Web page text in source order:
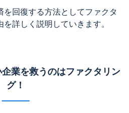
を回復する方法としてファクタ
詳しく説明していきます。
業を救うのはファクタリン
グ！